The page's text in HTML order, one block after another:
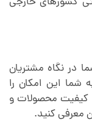
در نگاه مشتریان
شما این امکان را
کیفیت محصولات و
معرفی کنید.